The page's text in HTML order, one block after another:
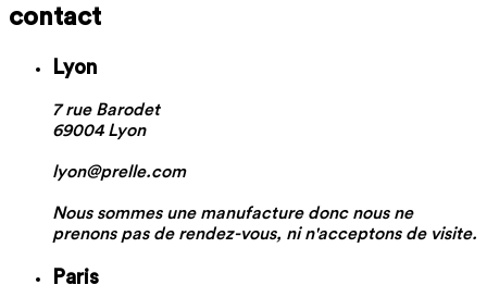
contact
Lyon
7 rue Barodet
69004 Lyon
lyon@prelle.com
Nous sommes une manufacture donc nous ne
prenons pas de rendez-vous, ni n'acceptons de visite.
Paris